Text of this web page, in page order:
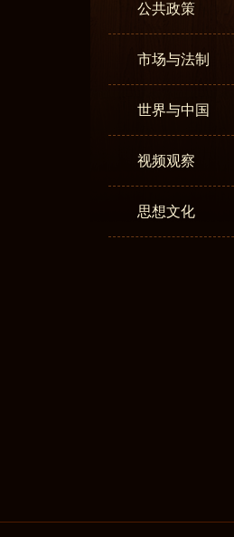
公共政策
市场与法制
世界与中国
视频观察
思想文化